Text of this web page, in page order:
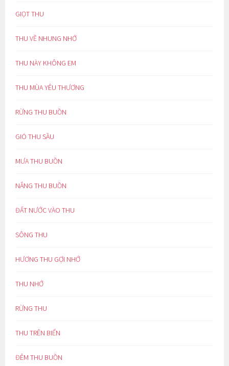
GIỌT THU
THU VỀ NHUNG NHỚ
THU NÀY KHÔNG EM
THU MÙA YÊU THƯƠNG
RỪNG THU BUỒN
GIÓ THU SẦU
MƯA THU BUỒN
NẮNG THU BUỒN
ĐẤT NƯỚC VÀO THU
SÔNG THU
HƯƠNG THU GỢI NHỚ
THU NHỚ
RỪNG THU
THU TRÊN BIỂN
ĐÊM THU BUỒN